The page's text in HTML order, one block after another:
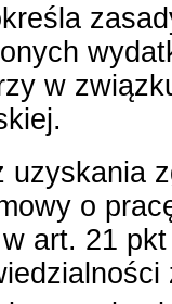
w
uzyskania
o
art. 21